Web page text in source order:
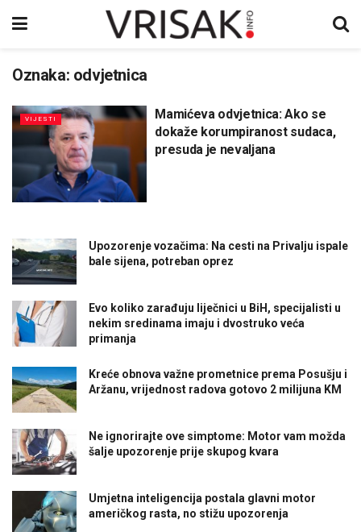
Oznaka: odvjetnica
VIJESTI
Mamićeva odvjetnica: Ako se
dokaže korumpiranost sudaca,
presuda je nevaljana
Upozorenje vozačima: Na cesti na Privalju ispale
bale sijena, potreban oprez
Evo koliko zarađuju liječnici u BiH, specijalisti u
nekim sredinama imaju i dvostruko veća
primanja
Kreće obnova važne prometnice prema Posušju i
Aržanu, vrijednost radova gotovo 2 milijuna KM
Ne ignorirajte ove simptome: Motor vam možda
šalje upozorenje prije skupog kvara
Umjetna inteligencija postala glavni motor
američkog rasta, no stižu upozorenja